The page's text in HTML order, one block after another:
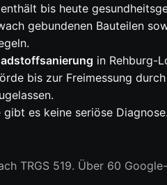
bis heute
gebundenen Bauteilen
in Rehburg-
bis zur Freimessung
es keine seriöse
TRGS 519. Über 60